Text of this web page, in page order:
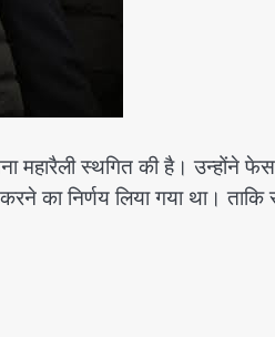
महारैली स्थगित की है। उन्होंने
का निर्णय लिया गया था। ताकि